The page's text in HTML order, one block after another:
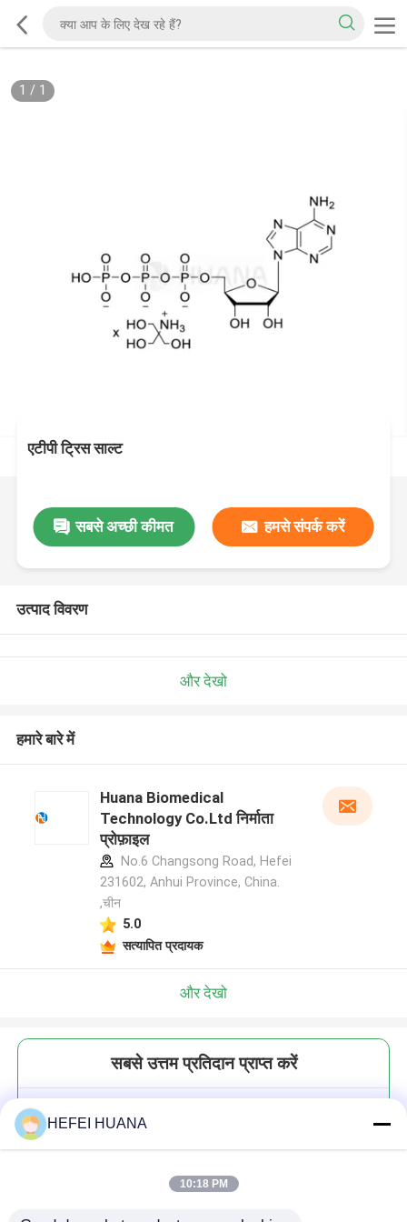
1 / 1
एटीपी ट्रिस साल्ट
सबसे अच्छी कीमत हमसे संपर्क करें
उत्पाद विवरण
और देखो
हमारे बारे में
Huana Biomedical
Technology Co.Ltd निर्माता
प्रोफ़ाइल
No.6 Changsong Road, Hefei
231602, Anhui Province, China.
,चीन
5.0
सत्यापित प्रदायक
और देखो
सबसे उत्तम प्रतिदान प्राप्त करें
HEFEI HUANA
10:18 PM